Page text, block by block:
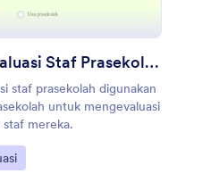
Formulir Evaluasi Staf Prasekolah
staf prasekolah digunakan
untuk mengevaluasi
mereka.